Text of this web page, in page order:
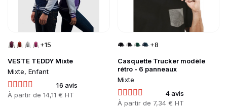
VESTE TEDDY Mixte
Mixte, Enfant
16 avis
Prix
À partir de 14,11 € HT
+15
Casquette Trucker modèle
rétro - 6 panneaux
Mixte
4 avis
Prix
À partir de 7,34 € HT
+8